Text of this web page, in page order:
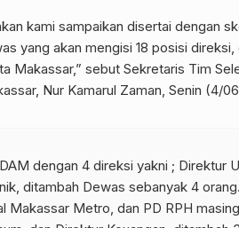
kami sampaikan disertai dengan
yang akan mengisi 18 posisi
Makassar,” sebut Sekretaris Tim
Nur Kamarul Zaman, Senin (4/
dengan 4 direksi yakni ; Direktur
ditambah Dewas sebanyak 4
Makassar Metro, dan PD RPH